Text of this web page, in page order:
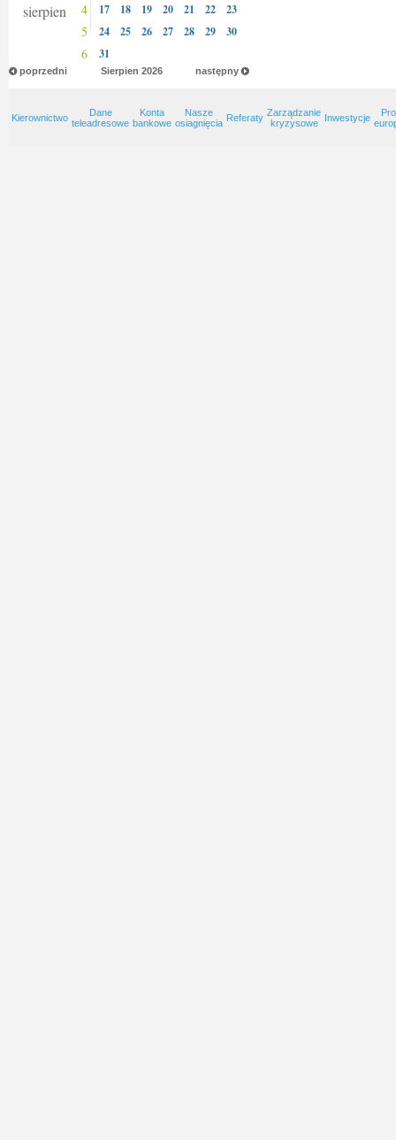
sierpien 4 17 18 19 20 21 22 23
5 24 25 26 27 28 29 30
6 31
poprzedni następny
Sierpien 2026
Kierownictwo
Dane
teleadresowe
Konta
bankowe
Nasze
osiagnięcia Referaty Zarządzanie
kryzysowe
Inwestycje